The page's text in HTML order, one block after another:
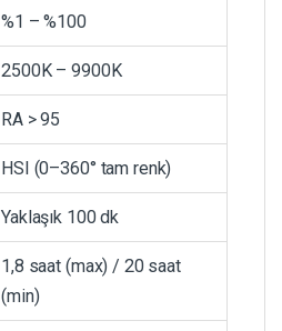
%1 – %100
2500K – 9900K
RA > 95
HSI (0–360° tam renk)
Yaklaşık 100 dk
1,8 saat (max) / 20 saat
(min)